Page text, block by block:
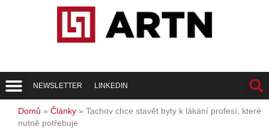
NEWSLETTER LINKEDIN
Domů » Články » Tachov chce stavět byty k lákání profesí, které
nutně potřebuje